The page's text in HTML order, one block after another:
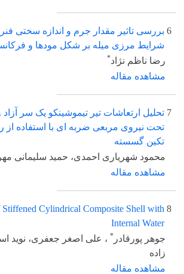
6 بررسی تاثیر مقدار جرم و اندازه سختی
شرایط مرزی میله بر شکل مودها و
رضا ناظم نژاد*
مشاهده مقاله
7 تحلیل ارتعاشات تیر تیموشینکو یک سر
تحت نیروی مربعی ضربه ای با استفاده
تکین گسسته
محمود شهریاری احمدی، حمید سلیمانی مهر
مشاهده مقاله
8
Cylindrical Composite Shell with
Internal Water
جوهر پورقادر * ، علی اصغر جعفری، نوید
زاده
مشاهده مقاله